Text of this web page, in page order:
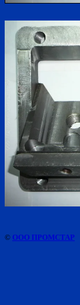
© ООО ПРОМСТАР